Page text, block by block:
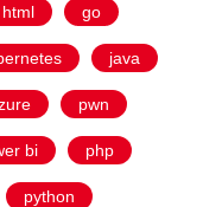
html go
java
pwn
bi php
python